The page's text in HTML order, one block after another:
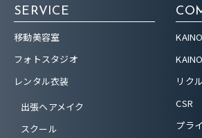
SERVICE
移動美容室
フォトスタジオ
レンタル衣装
出張ヘアメイク
スクール
リク
CSR
プラ